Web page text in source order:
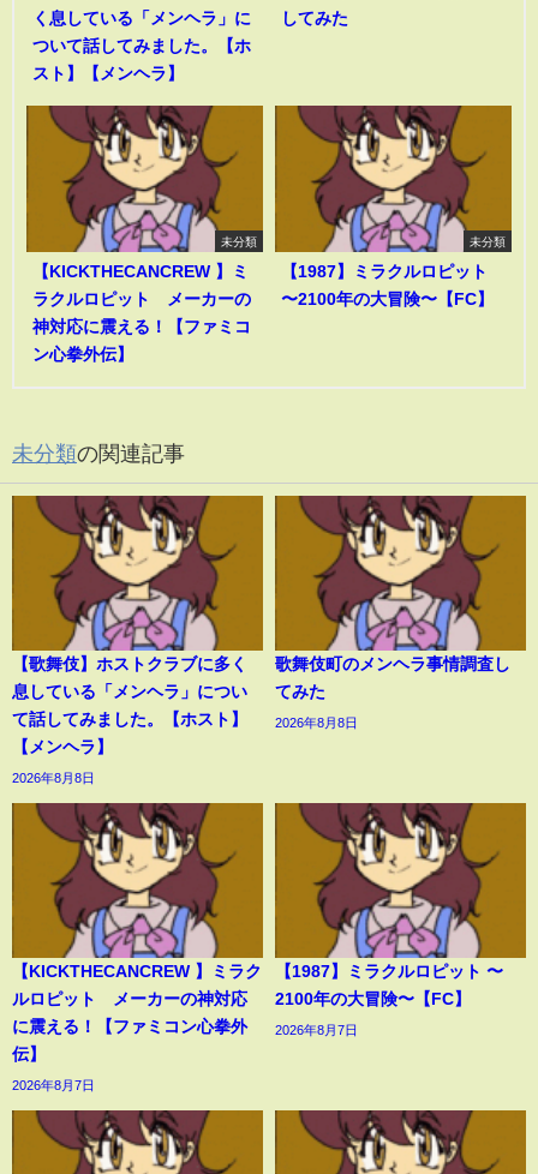
く息している「メンヘラ」に
ついて話してみました。【ホ
スト】【メンヘラ】
してみた
未分類
【KICKTHECANCREW 】ミ
ラクルロピット メーカーの
神対応に震える！【ファミコ
ン心拳外伝】
未分類
【1987】ミラクルロピット
〜2100年の大冒険〜【FC】
未分類の関連記事
【歌舞伎】ホストクラブに多く
息している「メンヘラ」につい
て話してみました。【ホスト】
【メンヘラ】
2026年8月8日
歌舞伎町のメンヘラ事情調査し
てみた
2026年8月8日
【KICKTHECANCREW 】ミラク
ルロピット メーカーの神対応
に震える！【ファミコン心拳外
伝】
2026年8月7日
【1987】ミラクルロピット 〜
2100年の大冒険〜【FC】
2026年8月7日